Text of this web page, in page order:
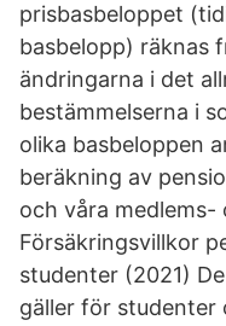
prisbasbeloppet
basbelopp) räknas
ändringarna i det
bestämmelserna i
olika basbeloppen
beräkning av
och våra
Försäkringsvillkor
studenter (2021)
gäller för studenter